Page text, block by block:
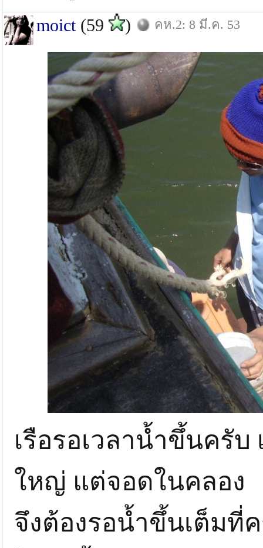
moict(59 ) คห.2: 8 มี.ค. 53
เรือรอเวลาน้ำขึ้นครับ
ใหญ่ แต่จอดในคลอง
จึงต้องรอน้ำขึ้นเต็มที่ค